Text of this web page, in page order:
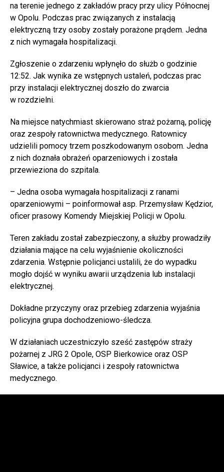
na terenie jednego z zakładów pracy przy ulicy Północnej
w Opolu. Podczas prac związanych z instalacją
elektryczną trzy osoby zostały porażone prądem. Jedna
z nich wymagała hospitalizacji.
Zgłoszenie o zdarzeniu wpłynęło do służb o godzinie
12:52. Jak wynika ze wstępnych ustaleń, podczas prac
przy instalacji elektrycznej doszło do zwarcia
w rozdzielni.
Na miejsce natychmiast skierowano straż pożarną, policję
oraz zespoły ratownictwa medycznego. Ratownicy
udzielili pomocy trzem poszkodowanym osobom. Jedna
z nich doznała obrażeń oparzeniowych i została
przewieziona do szpitala.
– Jedna osoba wymagała hospitalizacji z ranami
oparzeniowymi – poinformował asp. Przemysław Kędzior,
oficer prasowy Komendy Miejskiej Policji w Opolu.
Teren zakładu został zabezpieczony, a służby prowadziły
działania mające na celu wyjaśnienie okoliczności
zdarzenia. Wstępnie policjanci ustalili, że do wypadku
mogło dojść w wyniku awarii urządzenia lub instalacji
elektrycznej.
Dokładne przyczyny oraz przebieg zdarzenia wyjaśnia
policyjna grupa dochodzeniowo-śledcza.
W działaniach uczestniczyło sześć zastępów straży
pożarnej z JRG 2 Opole, OSP Bierkowice oraz OSP
Sławice, a także policjanci i zespoły ratownictwa
medycznego.